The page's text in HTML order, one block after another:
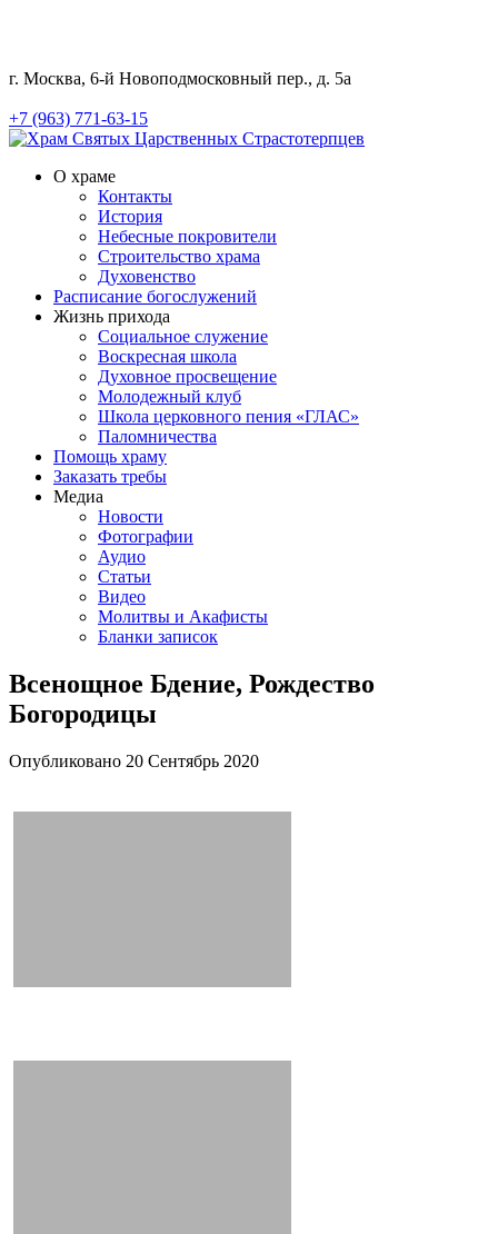
г. Москва, 6-й Новоподмосковный пер., д. 5а
+7 (963) 771-63-15
О храме
Контакты
История
Небесные покровители
Строительство храма
Духовенство
Расписание богослужений
Жизнь прихода
Социальное служение
Воскресная школа
Духовное просвещение
Молодежный клуб
Школа церковного пения «ГЛАС»
Паломничества
Помощь храму
Заказать требы
Медиа
Новости
Фотографии
Аудио
Статьи
Видео
Молитвы и Акафисты
Бланки записок
Всенощное Бдение, Рождество
Богородицы
Опубликовано 20 Сентябрь 2020